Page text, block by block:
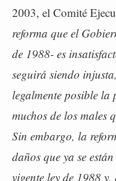
2003, el Comité
reforma que el
de 1988- es
seguirá siendo
legalmente posible la
muchos de los males
Sin embargo, la
daños que ya se
vigente ley de 1988